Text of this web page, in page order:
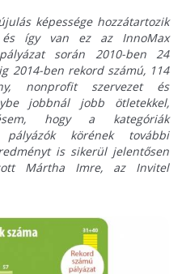
képessége hozzátartozik
és így van ez az InnoMax
során 2010-ben 24
2014-ben rekord számú, 114
nonprofit szervezet és
jobbnál jobb ötletekkel,
hogy a kategóriák
körének további
is sikerül jelentősen
Mártha Imre, az Invitel